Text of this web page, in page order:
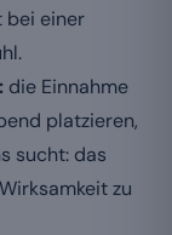
bei einer
die Einnahme
platzieren,
sucht: das
zu